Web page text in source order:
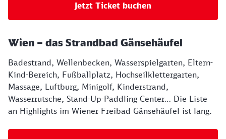
Jetzt Ticket buchen
Wien – das Strandbad Gänsehäufel
Badestrand, Wellenbecken, Wasserspielgarten, Eltern-
Kind-Bereich, Fußballplatz, Hochseilklettergarten,
Massage, Luftburg, Minigolf, Kinderstrand,
Wasserrutsche, Stand-Up-Paddling Center… Die Liste
an Highlights im Wiener Freibad Gänsehäufel ist lang.